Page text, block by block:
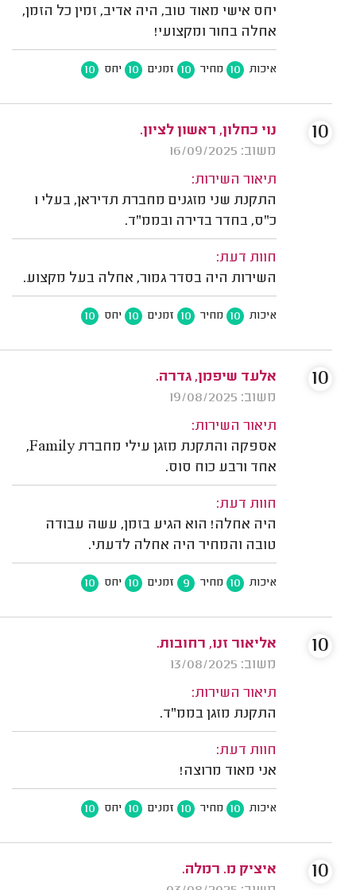
יחס אישי מאוד טוב, היה אדיב, זמין כל הזמן,
אחלה בחור ומקצועי!
איכות 10 מחיר 10 זמנים 10 יחס 10
נוי כחלון, ראשון לציון.
משוב: 16/09/2025
תיאור השירות:
התקנת שני מזגנים מחברת תדיראן, בעלי 1
כ"ס, בחדר בדירה ובממ"ד.
חוות דעת:
השירות היה בסדר גמור, אחלה בעל מקצוע.
איכות 10 מחיר 10 זמנים 10 יחס 10
10
אלעד שיפמן, גדרה.
משוב: 19/08/2025
תיאור השירות:
אספקה והתקנת מזגן עילי מחברת Family,
אחד ורבע כוח סוס.
חוות דעת:
היה אחלה! הוא הגיע בזמן, עשה עבודה
טובה והמחיר היה אחלה לדעתי.
איכות 10 מחיר 9 זמנים 10 יחס 10
10
אליאור זנו, רחובות.
משוב: 13/08/2025
תיאור השירות:
התקנת מזגן בממ"ד.
חוות דעת:
אני מאוד מרוצה!
איכות 10 מחיר 10 זמנים 10 יחס 10
10
איציק מ. רמלה.
10